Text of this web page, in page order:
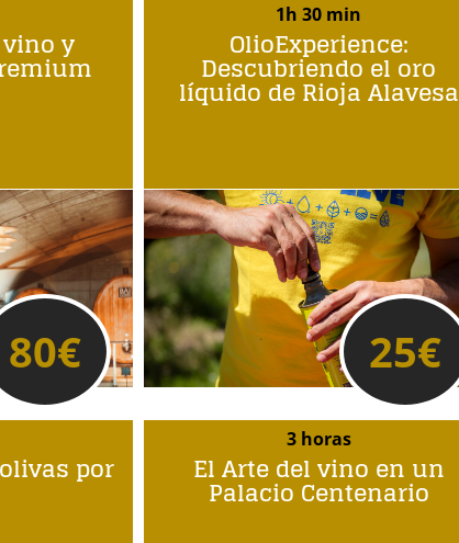
y
80€
3 horas
El Arte del vino en un
Palacio Centenario
por
1h 30 min
OlioExperience:
Descubriendo el oro
líquido de Rioja Alavesa
25€